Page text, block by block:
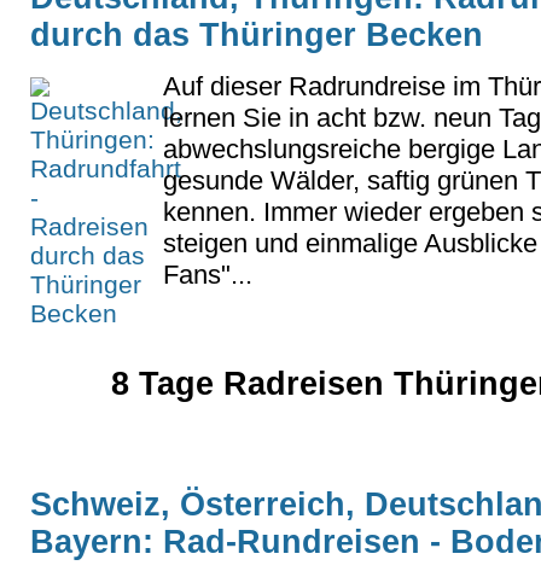
durch das Thüringer Becken
Auf dieser Radrundreise im
lernen Sie in acht bzw. neun
abwechslungsreiche bergige
gesunde Wälder, saftig grünen
kennen. Immer wieder ergeben
steigen und einmalige
Fans"...
8 Tage Radreisen
Schweiz, Österreich,
Bayern: Rad-Rundreisen -